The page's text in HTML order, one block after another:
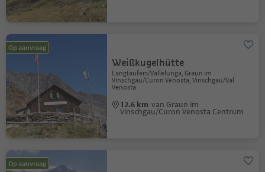
Op aanvraag
Weißkugelhütte
Langtaufers/Vallelunga, Graun im
Vinschgau/Curon Venosta, Vinschgau/Val
Venosta
12.6 km van Graun im
Vinschgau/Curon Venosta Centrum
Op aanvraag